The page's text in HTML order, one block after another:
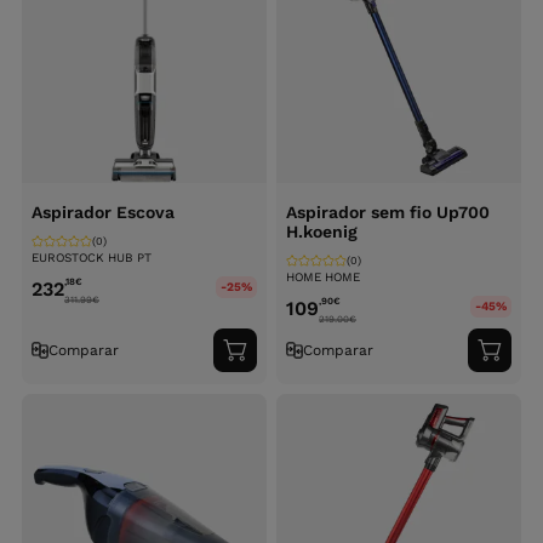
Aspirador Escova
EUROSTOCK HUB PT
(0)
232,18€
311.99€
-25%
Comparar
Adicionar
ao
Aspirador sem fio Up700
H.koenig
HOME HOME
(0)
109,90€
219.00€
-45%
Comparar
ao